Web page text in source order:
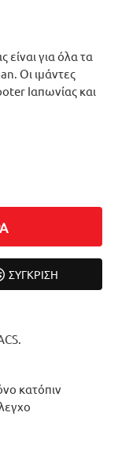
για όλα τα
Οι ιμάντες
Ιαπωνίας και
ΣΎΓΚΡΙΣΗ
κατόπιν